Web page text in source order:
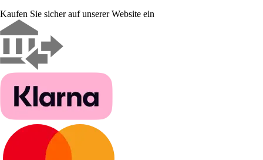
Kaufen Sie sicher auf unserer Website ein